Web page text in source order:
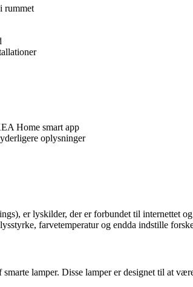
rummet
Home smart app
oplysninger
er lyskilder, der er forbundet til internettet
farvetemperatur og endda indstille
lamper. Disse lamper er designet til at